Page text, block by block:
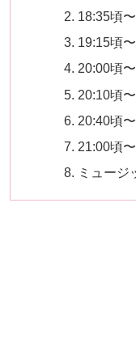
18:35頃
19:15頃
20:00頃
20:10頃
20:40頃
21:00頃
ミュージ